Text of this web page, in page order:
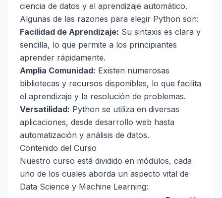
ciencia de datos y el aprendizaje automático.
Algunas de las razones para elegir Python son:
Facilidad de Aprendizaje: Su sintaxis es clara y
sencilla, lo que permite a los principiantes
aprender rápidamente.
Amplia Comunidad: Existen numerosas
bibliotecas y recursos disponibles, lo que facilita
el aprendizaje y la resolución de problemas.
Versatilidad: Python se utiliza en diversas
aplicaciones, desde desarrollo web hasta
automatización y análisis de datos.
Contenido del Curso
Nuestro curso está dividido en módulos, cada
uno de los cuales aborda un aspecto vital de
Data Science y Machine Learning: